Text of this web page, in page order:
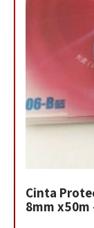
Cinta
8mm x50m